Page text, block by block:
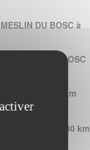
DU BOSC à
OPPORTUNE BOSC
à 4.00 km
4.11 km
PERRIERS à 4.30 km